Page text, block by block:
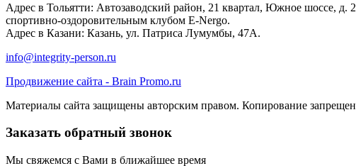
Адрес в Тольятти: Автозаводский район, 21 квартал, Южное шоссе,
спортивно-оздоровительным клубом E-Nergo.
Адрес в Казани: Казань, ул. Патриса Лумумбы, 47А.
info@integrity-person.ru
Продвижение сайта - Brain Promo.ru
Материалы сайта защищены авторским правом. Копирование
Заказать обратный звонок
Мы свяжемся с Вами в ближайшее время